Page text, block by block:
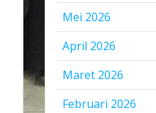
Mei 2026
April 2026
Maret 2026
Februari 2026